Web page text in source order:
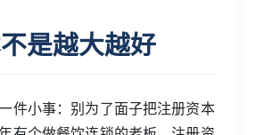
是越大越好
件小事：别为了面子把注册资本